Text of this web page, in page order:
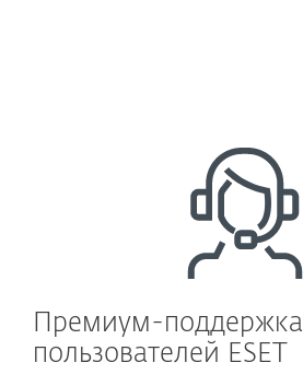
Премиум-поддержка
пользователей ESET